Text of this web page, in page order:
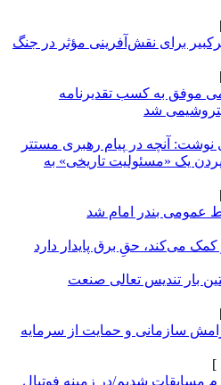
نقش‌آفرینی مؤثر در جنگ
تقدیرنامه
در پیام رهبری مستتر
تاریخی» به
امام شد
برق پایدار دارد
تعالی صنعت
و حمایت از سرمایه
شدیم/در زمینه فوتبال